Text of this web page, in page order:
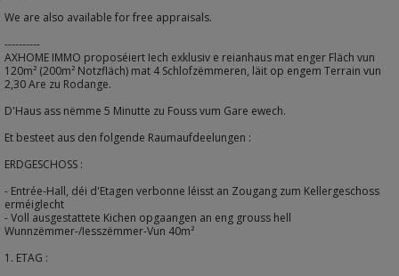
We are also available for free appraisals.
----------
AXHOME IMMO proposéiert Iech exklusiv e reianhaus mat enger Fläch vun
120m² (200m² Notzfläch) mat 4 Schlofzëmmeren, läit op engem Terrain vun
2,30 Are zu Rodange.
D'Haus ass nëmme 5 Minutte zu Fouss vum Gare ewech.
Et besteet aus den folgende Raumaufdeelungen :
ERDGESCHOSS :
- Entrée-Hall, déi d'Etagen verbonne léisst an Zougang zum Kellergeschoss
erméiglecht
- Voll ausgestattete Kichen opgaangen an eng grouss hell
Wunnzëmmer-/Iesszëmmer-Vun 40m²
1. ETAG :